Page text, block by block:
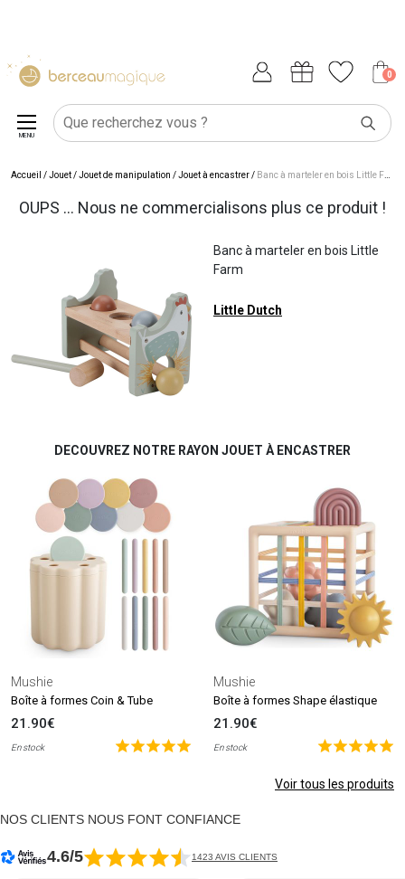
0
MENU
Accueil /Jouet/Jouet de manipulation /Jouet à encastrer/ Banc à marteler en bois Little Farm
OUPS ... Nous ne commercialisons plus ce produit !
Banc à marteler en bois Little
Farm
Little Dutch
DECOUVREZ NOTRE RAYON JOUET À ENCASTRER
Mushie
Boîte à formes Coin & Tube
21.90€
En stock
Mushie
Boîte à formes Shape élastique
21.90€
En stock
Voir tous les produits
NOS CLIENTS NOUS FONT CONFIANCE
4.6/5 1423 AVIS CLIENTS